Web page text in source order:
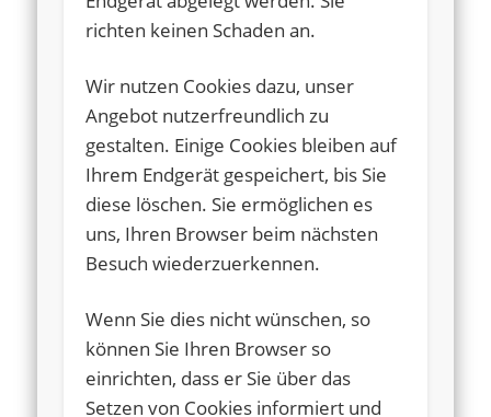
richten keinen Schaden an.
Wir nutzen Cookies dazu, unser
Angebot nutzerfreundlich zu
gestalten. Einige Cookies bleiben auf
Ihrem Endgerät gespeichert, bis Sie
diese löschen. Sie ermöglichen es
uns, Ihren Browser beim nächsten
Besuch wiederzuerkennen.
Wenn Sie dies nicht wünschen, so
können Sie Ihren Browser so
einrichten, dass er Sie über das
Setzen von Cookies informiert und